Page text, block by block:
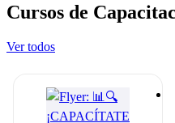
Cursos de
Ver todos